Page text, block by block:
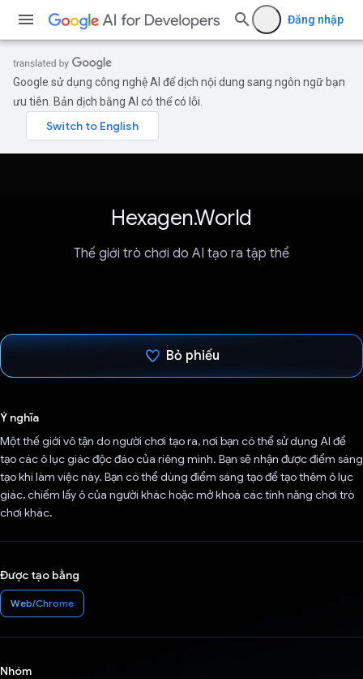
Đăng nhập
Google sử dụng công nghệ AI để dịch nội dung sang ngôn ngữ bạn
ưu tiên. Bản dịch bằng AI có thể có lỗi.
Hexagen.World
Thế giới trò chơi do AI tạo ra tập thể
Bỏ phiếu
Ý nghĩa
Một thế giới vô tận do người chơi tạo ra, nơi bạn có thể sử dụng AI để
tạo các ô lục giác độc đáo của riêng mình. Bạn sẽ nhận được điểm sáng
tạo khi làm việc này. Bạn có thể dùng điểm sáng tạo để tạo thêm ô lục
giác, chiếm lấy ô của người khác hoặc mở khoá các tính năng chơi trò
chơi khác.
Được tạo bằng
Web/Chrome
Nhóm